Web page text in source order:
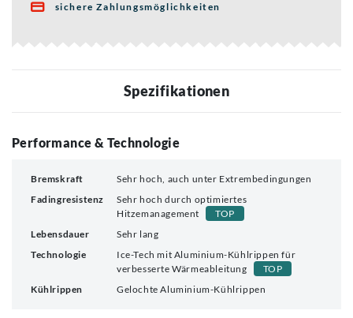
 sichere Zahlungsmöglichkeiten
Spezifikationen
Performance & Technologie
Bremskraft
Sehr hoch, auch unter Extrembedingungen
Fadingresistenz
Sehr hoch durch optimiertes
Hitzemanagement
TOP
Lebensdauer
Sehr lang
Technologie
Ice-Tech mit Aluminium-Kühlrippen für
verbesserte Wärmeableitung
TOP
Kühlrippen
Gelochte Aluminium-Kühlrippen